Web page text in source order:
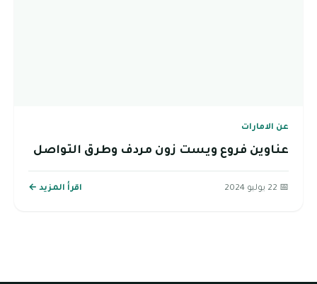
عن الامارات
عناوين فروع ويست زون مردف وطرق التواصل
📅 22 يوليو 2024 اقرأ المزيد ←